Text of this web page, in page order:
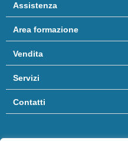
Assistenza
Area formazione
Vendita
Servizi
Contatti